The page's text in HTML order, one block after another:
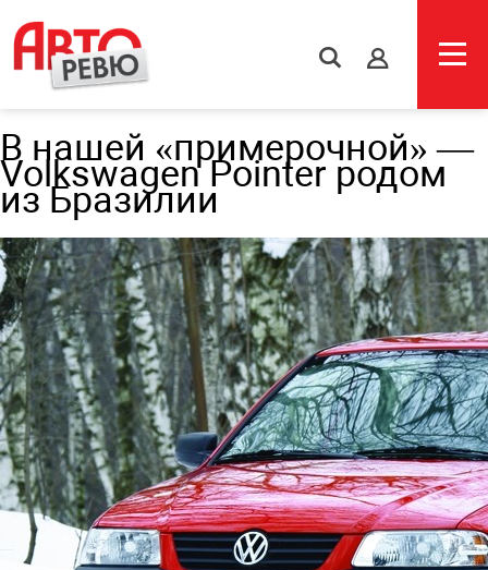
s
В нашей «примерочной» —
Volkswagen Pointer родом
из Бразилии